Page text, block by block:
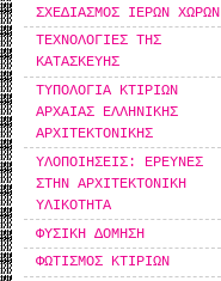
ΣΧΕΔΙΑΣΜΟΣ ΙΕΡΩΝ ΧΩΡΩΝ
ΤΕΧΝΟΛΟΓΙΕΣ ΤΗΣ
ΚΑΤΑΣΚΕΥΗΣ
ΤΥΠΟΛΟΓΙΑ ΚΤΙΡΙΩΝ
ΑΡΧΑΙΑΣ ΕΛΛΗΝΙΚΗΣ
ΑΡΧΙΤΕΚΤΟΝΙΚΗΣ
ΥΛΟΠΟΙΗΣΕΙΣ: ΕΡΕΥΝΕΣ
ΣΤΗΝ ΑΡΧΙΤΕΚΤΟΝΙΚΗ
ΥΛΙΚΟΤΗΤΑ
ΦΥΣΙΚΗ ΔΟΜΗΣΗ
ΦΩΤΙΣΜΟΣ ΚΤΙΡΙΩΝ